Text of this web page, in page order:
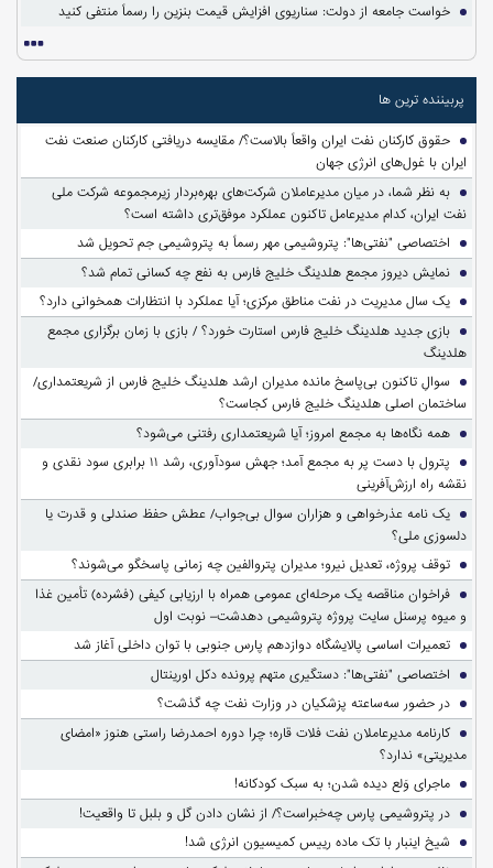
خواست جامعه از دولت: سناریوی افزایش قیمت بنزین را رسماً منتفی کنید
پربیننده ترین ها
حقوق کارکنان نفت ایران واقعاً بالاست؟/ مقایسه دریافتی کارکنان صنعت نفت
ایران با غول‌های انرژی جهان
به نظر شما، در میان مدیرعاملان شرکت‌های بهره‌بردار زیرمجموعه شرکت ملی
نفت ایران، کدام مدیرعامل تاکنون عملکرد موفق‌تری داشته است؟
اختصاصی "نفتی‌ها": پتروشیمی مهر رسماً به پتروشیمی جم تحویل شد
نمایش دیروز مجمع هلدینگ خلیج فارس به نفع چه کسانی تمام شد؟
یک سال مدیریت در نفت مناطق مرکزی؛ آیا عملکرد با انتظارات همخوانی دارد؟
بازی جدید هلدینگ خلیج فارس استارت خورد؟ / بازی با زمان برگزاری مجمع
هلدینگ
سوالِ تاکنون بی‌پاسخ مانده مدیران ارشد هلدینگ خلیج فارس از شریعتمداری/
ساختمان اصلی هلدینگ خلیج فارس کجاست؟
همه نگاه‌ها به مجمع امروز؛ آیا شریعتمداری رفتنی می‌شود؟
پترول با دست پر به مجمع آمد؛ جهش سودآوری، رشد ۱۱ برابری سود نقدی و
نقشه راه ارزش‌آفرینی
یک نامه عذرخواهی و هزاران سوال بی‌جواب/ عطش حفظ صندلی و قدرت یا
دلسوزی ملی؟
توقف پروژه، تعدیل نیرو؛ مدیران پتروالفین چه زمانی پاسخگو می‌شوند؟
فراخوان مناقصه یک مرحله‌ای عمومی همراه با ارزیابی کیفی (فشرده) تأمین غذا
و میوه پرسنل سایت پروژه پتروشیمی دهدشت– نوبت اول
تعمیرات اساسی پالایشگاه دوازدهم پارس جنوبی با توان داخلی آغاز شد
اختصاصی "نفتی‌ها": دستگیری متهم پرونده دکل اورینتال
در حضور سه‌ساعته پزشکیان در وزارت نفت چه گذشت؟
کارنامه مدیرعاملان نفت فلات قاره؛ چرا دوره احمدرضا راستی هنوز «امضای
مدیریتی» ندارد؟
ماجرای وَلع دیده شدن؛ به سبک کودکانه!
در پتروشیمی پارس چه‌خبراست؟/ از نشان دادن گل و بلبل تا واقعیت!
شیخ اینبار با تک ماده رییس کمیسیون انرژی شد!